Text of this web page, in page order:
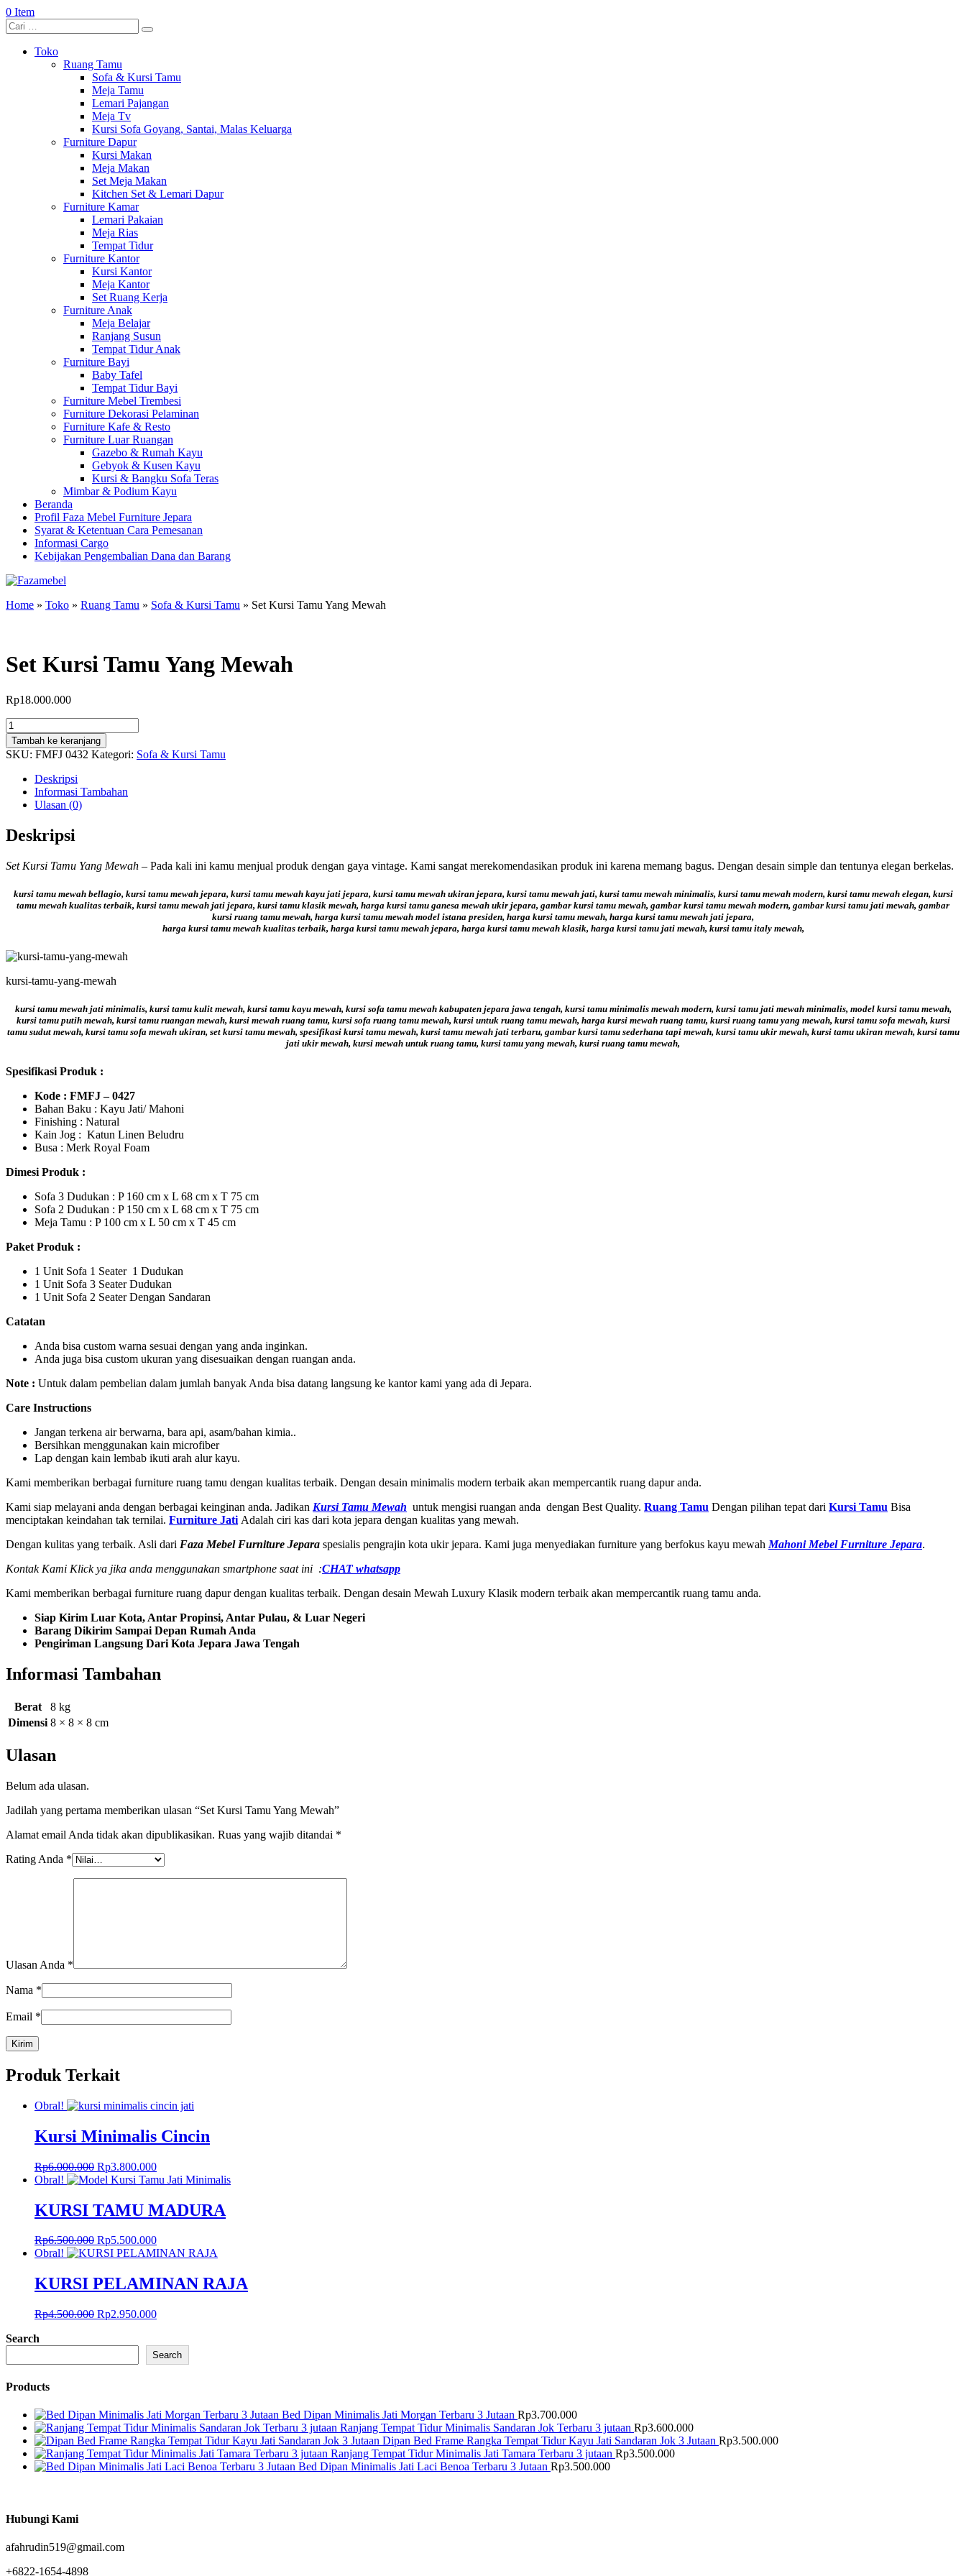
0 Item
Toko
Ruang Tamu
Sofa & Kursi Tamu
Meja Tamu
Lemari Pajangan
Meja Tv
Kursi Sofa Goyang, Santai, Malas Keluarga
Furniture Dapur
Kursi Makan
Meja Makan
Set Meja Makan
Kitchen Set & Lemari Dapur
Furniture Kamar
Lemari Pakaian
Meja Rias
Tempat Tidur
Furniture Kantor
Kursi Kantor
Meja Kantor
Set Ruang Kerja
Furniture Anak
Meja Belajar
Ranjang Susun
Tempat Tidur Anak
Furniture Bayi
Baby Tafel
Tempat Tidur Bayi
Furniture Mebel Trembesi
Furniture Dekorasi Pelaminan
Furniture Kafe & Resto
Furniture Luar Ruangan
Gazebo & Rumah Kayu
Gebyok & Kusen Kayu
Kursi & Bangku Sofa Teras
Mimbar & Podium Kayu
Beranda
Profil Faza Mebel Furniture Jepara
Syarat & Ketentuan Cara Pemesanan
Informasi Cargo
Kebijakan Pengembalian Dana dan Barang
Home » Toko » Ruang Tamu » Sofa & Kursi Tamu » Set Kursi Tamu Yang Mewah
Set Kursi Tamu Yang Mewah
Rp18.000.000
Kuantitas
Set
Kursi
Tamu
Yang
Mewah
Tambah ke keranjang
SKU: FMFJ 0432 Kategori: Sofa & Kursi Tamu
Deskripsi
Informasi Tambahan
Ulasan (0)
Deskripsi
Set Kursi Tamu Yang Mewah – Pada kali ini kamu menjual produk dengan gaya vintage. Kami sangat merekomendasikan produk ini karena memang bagus. Dengan desain simple dan tentunya elegan berkelas.
kursi tamu mewah bellagio, kursi tamu mewah jepara, kursi tamu mewah kayu jati jepara, kursi tamu mewah ukiran jepara, kursi tamu mewah jati, kursi tamu mewah minimalis, kursi tamu mewah modern, kursi tamu mewah elegan, kursi
tamu mewah kualitas terbaik, kursi tamu mewah jati jepara, kursi tamu klasik mewah, harga kursi tamu ganesa mewah ukir jepara, gambar kursi tamu mewah, gambar kursi tamu mewah modern, gambar kursi tamu jati mewah, gambar
kursi ruang tamu mewah, harga kursi tamu mewah model istana presiden, harga kursi tamu mewah, harga kursi tamu mewah jati jepara,
harga kursi tamu mewah kualitas terbaik, harga kursi tamu mewah jepara, harga kursi tamu mewah klasik, harga kursi tamu jati mewah, kursi tamu italy mewah,
kursi-tamu-yang-mewah
kursi tamu mewah jati minimalis, kursi tamu kulit mewah, kursi tamu kayu mewah, kursi sofa tamu mewah kabupaten jepara jawa tengah, kursi tamu minimalis mewah modern, kursi tamu jati mewah minimalis, model kursi tamu mewah,
kursi tamu putih mewah, kursi tamu ruangan mewah, kursi mewah ruang tamu, kursi sofa ruang tamu mewah, kursi untuk ruang tamu mewah, harga kursi mewah ruang tamu, kursi ruang tamu yang mewah, kursi tamu sofa mewah, kursi
tamu sudut mewah, kursi tamu sofa mewah ukiran, set kursi tamu mewah, spesifikasi kursi tamu mewah, kursi tamu mewah jati terbaru, gambar kursi tamu sederhana tapi mewah, kursi tamu ukir mewah, kursi tamu ukiran mewah, kursi tamu
jati ukir mewah, kursi mewah untuk ruang tamu, kursi tamu yang mewah, kursi ruang tamu mewah,
Spesifikasi Produk :
Kode : FMFJ – 0427
Bahan Baku : Kayu Jati/ Mahoni
Finishing : Natural
Kain Jog : Katun Linen Beludru
Busa : Merk Royal Foam
Dimesi Produk :
Sofa 3 Dudukan : P 160 cm x L 68 cm x T 75 cm
Sofa 2 Dudukan : P 150 cm x L 68 cm x T 75 cm
Meja Tamu : P 100 cm x L 50 cm x T 45 cm
Paket Produk :
1 Unit Sofa 1 Seater 1 Dudukan
1 Unit Sofa 3 Seater Dudukan
1 Unit Sofa 2 Seater Dengan Sandaran
Catatan
Anda bisa custom warna sesuai dengan yang anda inginkan.
Anda juga bisa custom ukuran yang disesuaikan dengan ruangan anda.
Note : Untuk dalam pembelian dalam jumlah banyak Anda bisa datang langsung ke kantor kami yang ada di Jepara.
Care Instructions
Jangan terkena air berwarna, bara api, asam/bahan kimia..
Bersihkan menggunakan kain microfiber
Lap dengan kain lembab ikuti arah alur kayu.
Kami memberikan berbagai furniture ruang tamu dengan kualitas terbaik. Dengan desain minimalis modern terbaik akan mempercantik ruang dapur anda.
Kami siap melayani anda dengan berbagai keinginan anda. Jadikan Kursi Tamu Mewah untuk mengisi ruangan anda dengan Best Quality. Ruang Tamu Dengan pilihan tepat dari Kursi Tamu Bisa
menciptakan keindahan tak ternilai. Furniture Jati Adalah ciri kas dari kota jepara dengan kualitas yang mewah.
Dengan kulitas yang terbaik. Asli dari Faza Mebel Furniture Jepara spesialis pengrajin kota ukir jepara. Kami juga menyediakan furniture yang berfokus kayu mewah Mahoni Mebel Furniture Jepara.
Kontak Kami Klick ya jika anda menggunakan smartphone saat ini :CHAT whatsapp
Kami memberikan berbagai furniture ruang dapur dengan kualitas terbaik. Dengan desain Mewah Luxury Klasik modern terbaik akan mempercantik ruang tamu anda.
Siap Kirim Luar Kota, Antar Propinsi, Antar Pulau, & Luar Negeri
Barang Dikirim Sampai Depan Rumah Anda
Pengiriman Langsung Dari Kota Jepara Jawa Tengah
Informasi Tambahan
Berat
8 kg
Dimensi 8 × 8 × 8 cm
Ulasan
Belum ada ulasan.
Jadilah yang pertama memberikan ulasan “Set Kursi Tamu Yang Mewah”
Alamat email Anda tidak akan dipublikasikan. Ruas yang wajib ditandai *
Rating Anda *
Ulasan Anda *
Nama *
Email *
Produk Terkait
Obral!
Kursi Minimalis Cincin
Rp6.000.000 Harga
aslinya
Rp6.000.000.
Rp3.800.000Harga
saat
adalah:
Rp3.800.000.
Obral!
KURSI TAMU MADURA
Rp6.500.000 Harga
aslinya
Rp6.500.000.
Rp5.500.000Harga
saat
adalah:
Rp5.500.000.
Obral!
KURSI PELAMINAN RAJA
Rp4.500.000 Harga
Rp4.500.000.
Rp2.950.000Harga
adalah:
Rp2.950.000.
Search
Search
Products
Bed Dipan Minimalis Jati Morgan Terbaru 3 Jutaan Rp3.700.000
Ranjang Tempat Tidur Minimalis Sandaran Jok Terbaru 3 jutaan Rp3.600.000
Dipan Bed Frame Rangka Tempat Tidur Kayu Jati Sandaran Jok 3 Jutaan Rp3.500.000
Ranjang Tempat Tidur Minimalis Jati Tamara Terbaru 3 jutaan Rp3.500.000
Bed Dipan Minimalis Jati Laci Benoa Terbaru 3 Jutaan Rp3.500.000
Hubungi Kami
afahrudin519@gmail.com
+6822-1654-4898